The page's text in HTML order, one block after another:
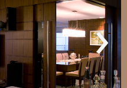
›